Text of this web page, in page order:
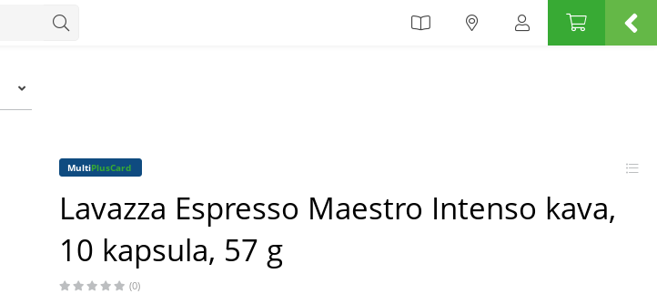
MultiPlusCard
Lavazza Espresso Maestro Intenso kava,
10 kapsula, 57 g
(0)